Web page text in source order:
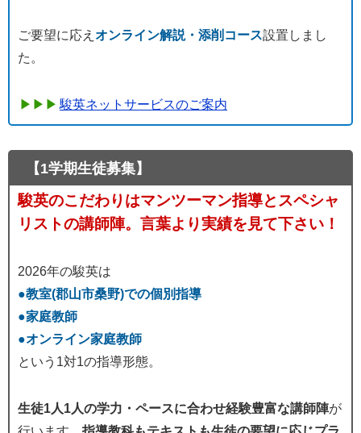
ご要望に応え オンライン解説・添削コース設置しまし
た。
駿英ネットサービスのご案内
【1学期生徒募集】
駿英のこだわりはマンツーマン指導とスペシャ
リストの講師陣。言葉より実績を見て下さい！
2026年の駿英は
●教室(郡山市桑野)での個別指導
●家庭教師
●オンライン家庭教師
という1対1の指導形態。
生徒1人1人の学力・ペースに合わせ経験豊富な講師陣が